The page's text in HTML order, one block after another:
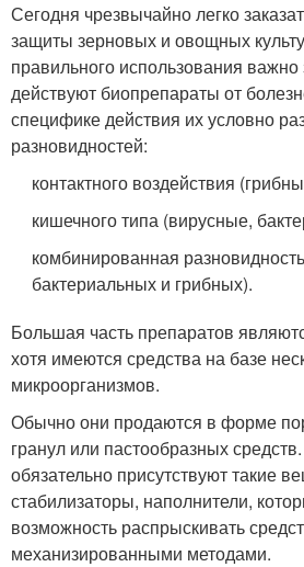
Сегодня чрезвычайно легко
защиты зерновых и овощных
правильного использования важно
действуют биопрепараты от
специфике действия их условно
разновидностей:
контактного воздействия
кишечного типа (вирусные,
комбинированная
бактериальных и грибных).
Большая часть препаратов
хотя имеются средства на базе
микроорганизмов.
Обычно они продаются в форме
гранул или пастообразных
обязательно присутствуют такие
стабилизаторы, наполнители,
возможность распрыскивать
механизированными методами.